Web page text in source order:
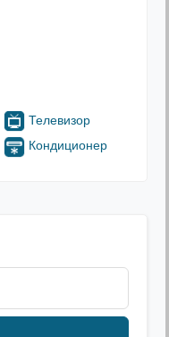
Телевизор
Кондиционер